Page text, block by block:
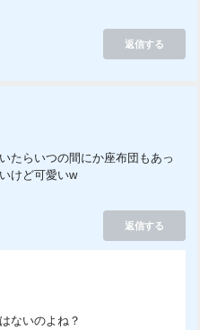
返信する
たらいつの間にか座布団もあっ
けど可愛いw
返信する
ないのよね？